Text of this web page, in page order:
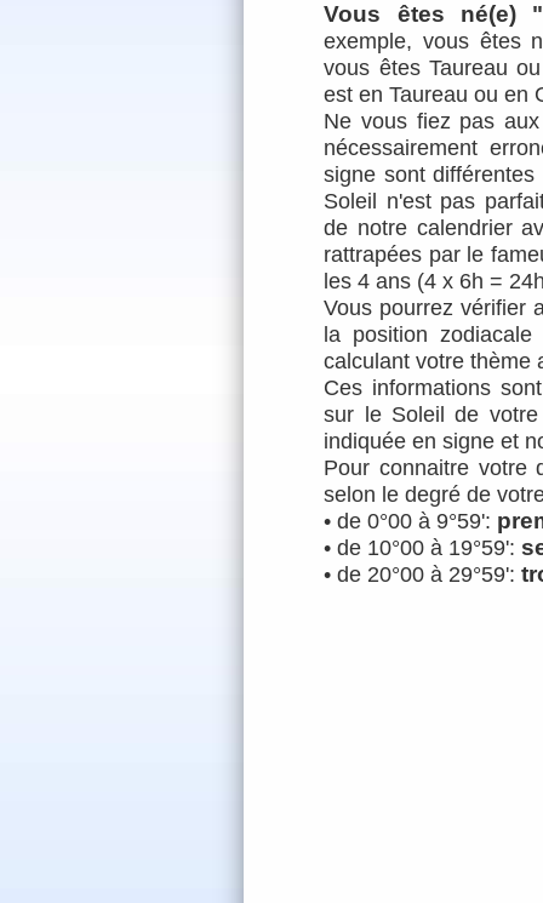
Vous êtes né(e)
exemple, vous êtes
vous êtes Taureau
est en Taureau ou en
Ne vous fiez pas
nécessairement
signe sont
Soleil n'est pas
de notre calendrier
rattrapées par le
les 4 ans (4 x 6h =
Vous pourrez vérifier
la position
calculant votrethème
Ces informations
sur le Soleil de
indiquée en signe et
Pour connaitre votre
selon le degré de
• de 0°00 à 9°59':
• de 10°00 à 19°59':
• de 20°00 à 29°59':